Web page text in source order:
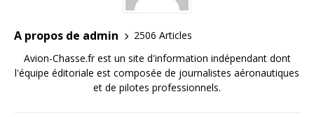
A propos de admin
2506 Articles
Avion-Chasse.fr est un site d'information indépendant dont
l'équipe éditoriale est composée de journalistes aéronautiques
et de pilotes professionnels.